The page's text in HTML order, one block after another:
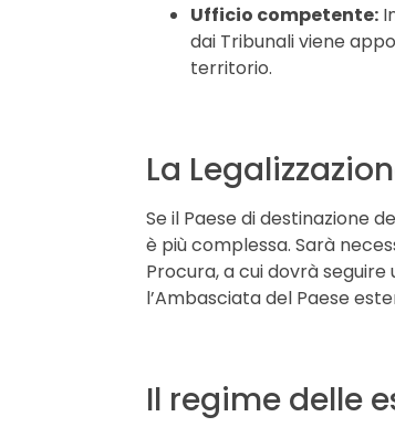
Ufficio competente:
dai Tribunali viene
territorio.
La
Se il Paese di destinazione
è più complessa. Sarà
Procura, a cui dovrà
l’Ambasciata del Paese
Il regime delle